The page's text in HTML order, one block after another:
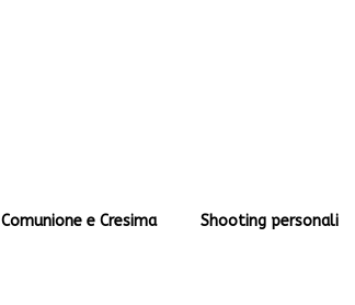
Comunione e Cresima Shooting personali